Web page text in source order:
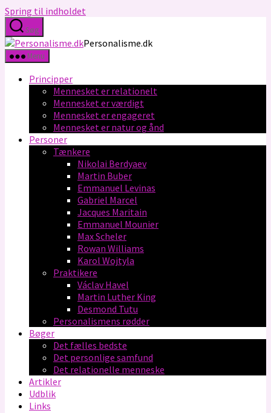
Spring til indholdet
Søg
Personalisme.dk
Menu
Principper
Mennesket er relationelt
Mennesket er værdigt
Mennesket er engageret
Mennesket er natur og ånd
Personer
Tænkere
Nikolai Berdyaev
Martin Buber
Emmanuel Levinas
Gabriel Marcel
Jacques Maritain
Emmanuel Mounier
Max Scheler
Rowan Williams
Karol Wojtyla
Praktikere
Václav Havel
Martin Luther King
Desmond Tutu
Personalismens rødder
Bøger
Det fælles bedste
Det personlige samfund
Det relationelle menneske
Artikler
Udblik
Links